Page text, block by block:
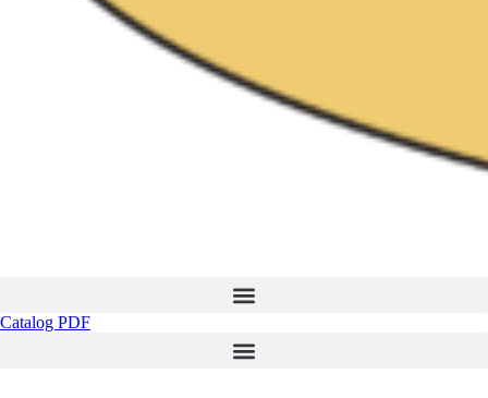
Catalog PDF